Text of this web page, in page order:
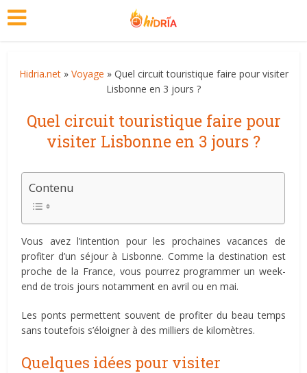
Hidria.net» Voyage » Quel circuit touristique faire pour visiter
Lisbonne en 3 jours ?
Quel circuit touristique faire pour
visiter Lisbonne en 3 jours ?
Contenu
Vous avez l’intention pour les prochaines vacances de
profiter d’un séjour à Lisbonne. Comme la destination est
proche de la France, vous pourrez programmer un week-
end de trois jours notamment en avril ou en mai.
Les ponts permettent souvent de profiter du beau temps
sans toutefois s’éloigner à des milliers de kilomètres.
Quelques idées pour visiter